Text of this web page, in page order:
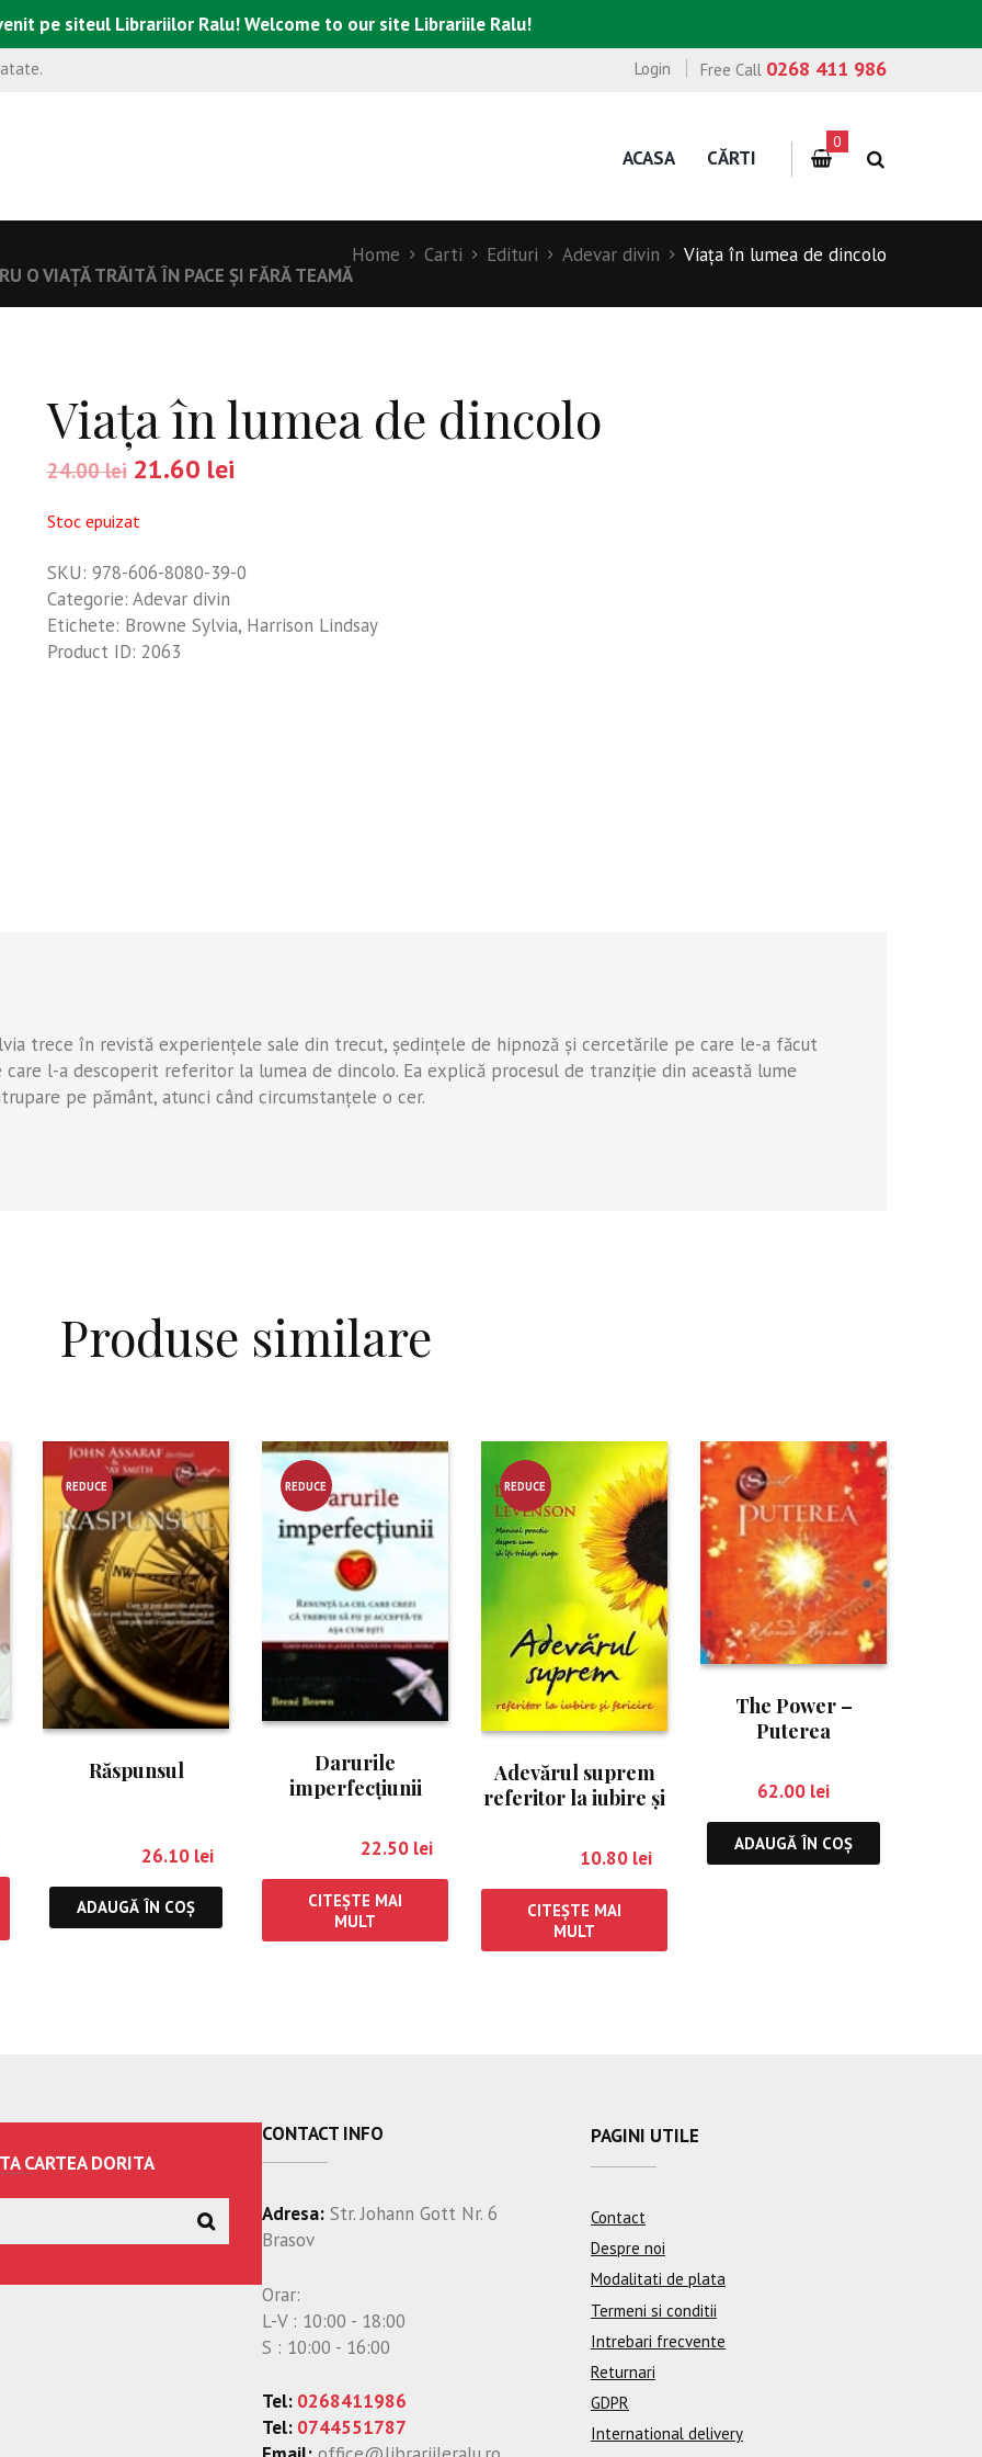
pe siteul Librariilor Ralu! Welcome to our site Librariile Ralu!
Free Call 0268 411 986
Login
ACASA CĂRTI
0
O VIAŢĂ TRĂITĂ ÎN PACE ŞI FĂRĂ TEAMĂ
Home Carti Edituri Adevar divin Viaţa în lumea de dincolo
Viaţa în lumea de dincolo
24.00lei 21.60 lei
Stoc epuizat
SKU: 978-606-8080-39-0
Categorie: Adevar divin
Etichete: Browne Sylvia, Harrison Lindsay
Product ID: 2063
trece în revistă experienţele sale din trecut, şedinţele de hipnoză şi cercetările pe care le-a făcut
l-a descoperit referitor la lumea de dincolo. Ea explică procesul de tranziţie din această lume
pe pământ, atunci când circumstanţele o cer.
Produse similare
REDUCE
RE!
Răspunsul
26.10 lei
ADAUGĂ ÎN COȘ
REDUCE
RE!
Darurile
imperfecţiunii
22.50 lei
CITEȘTE MAI
MULT
REDUCE
RE!
Adevărul suprem
referitor la iubire şi
10.80 lei
CITEȘTE MAI
MULT
The Power –
Puterea
62.00 lei
ADAUGĂ ÎN COȘ
CARTEA DORITA
CONTACT INFO
Adresa: Str. Johann Gott Nr. 6
Brasov
Orar:
L-V : 10:00 - 18:00
S : 10:00 - 16:00
Tel: 0268411986
Tel: 0744551787
PAGINI UTILE
Contact
Despre noi
Modalitati de plata
Termeni si conditii
Intrebari frecvente
Returnari
GDPR
International delivery